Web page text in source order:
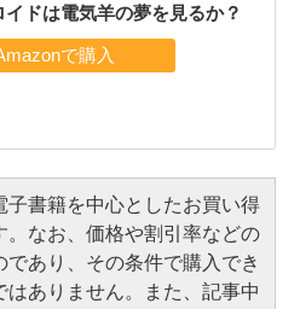
イドは電気羊の夢を見るか？
書籍を中心としたお買い得
。なお、価格や割引率などの
あり、その条件で購入でき
はありません。また、記事中